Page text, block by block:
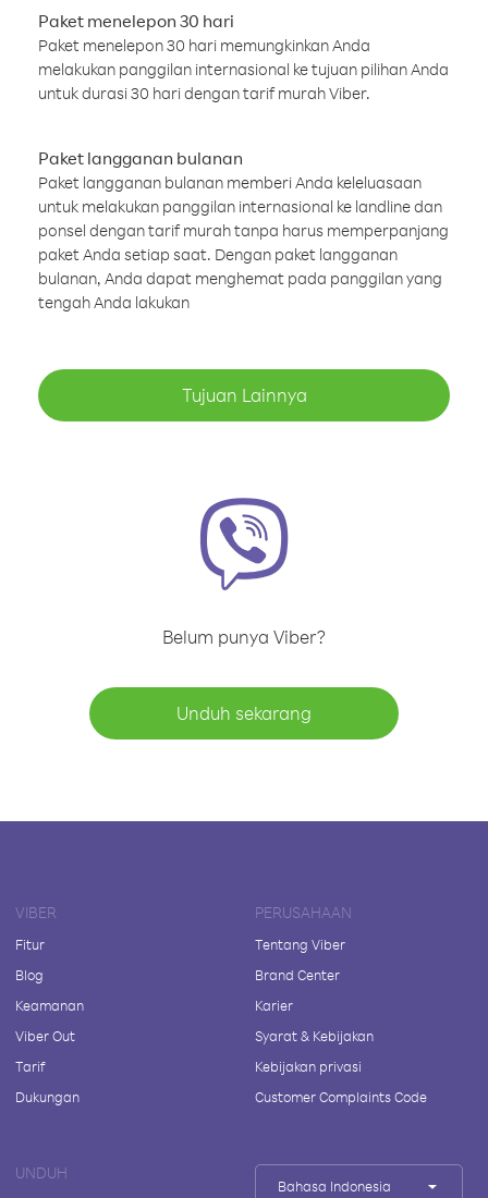
Paket menelepon 30 hari
Paket menelepon 30 hari memungkinkan Anda
melakukan panggilan internasional ke tujuan pilihan Anda
untuk durasi 30 hari dengan tarif murah Viber.
Paket langganan bulanan
Paket langganan bulanan memberi Anda keleluasaan
untuk melakukan panggilan internasional ke landline dan
ponsel dengan tarif murah tanpa harus memperpanjang
paket Anda setiap saat. Dengan paket langganan
bulanan, Anda dapat menghemat pada panggilan yang
tengah Anda lakukan
Tujuan Lainnya
Belum punya Viber?
Unduh sekarang
VIBER
Fitur
Blog
Keamanan
Viber Out
Tarif
Dukungan
PERUSAHAAN
Tentang Viber
Brand Center
Karier
Syarat & Kebijakan
Kebijakan privasi
Customer Complaints Code
UNDUH
Bahasa Indonesia